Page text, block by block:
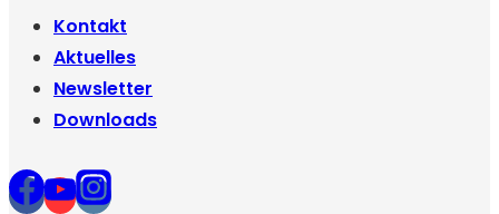
Kontakt
Aktuelles
Newsletter
Downloads